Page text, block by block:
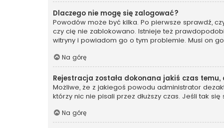
Dlaczego nie mogę się zalogować?
Powodów może być kilka. Po pierwsze sprawdź,
czy cię nie zablokowano. Istnieje też
witryny i powiadom go o tym problemie. Musi on
Na górę
Rejestracja została dokonana jakiś czas
Możliwe, że z jakiegoś powodu administrator
którzy nic nie pisali przez dłuższy czas. Jeśli tak
Na górę